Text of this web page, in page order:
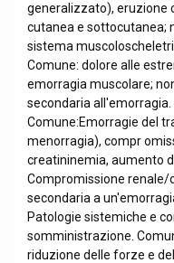
generalizzato), eruzione
cutanea e sottocutanea;
sistema
Comune: dolore alle
emorragia muscolare;
secondaria all'emorragia.
Comune:Emorragie del
menorragia), compr
creatininemia, aumento
Compromissione
secondaria a
Patologie sistemiche e
somministrazione.
riduzione delle forze e